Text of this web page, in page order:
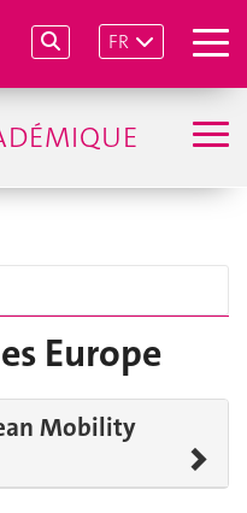
FR
Europe
Mobility